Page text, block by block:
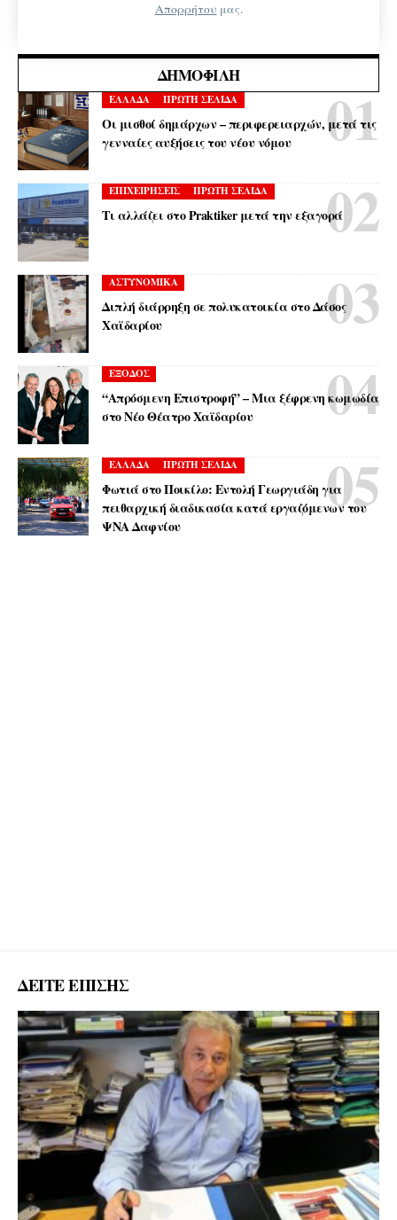
Απορρήτου μας.
ΔΗΜΟΦΙΛΉ
ΕΛΛΑΔΑ ΠΡΩΤΗ ΣΕΛΙΔΑ
Οι μισθοί δημάρχων – περιφερειαρχών, μετά τις
γενναίες αυξήσεις του νέου νόμου
ΕΠΙΧΕΙΡΗΣΕΙΣ ΠΡΩΤΗ ΣΕΛΙΔΑ
Τι αλλάζει στο Praktiker μετά την εξαγορά
ΑΣΤΥΝΟΜΙΚΑ
Διπλή διάρρηξη σε πολυκατοικία στο Δάσος
Χαϊδαρίου
ΕΞΟΔΟΣ
“Απρόσμενη Επιστροφή” – Μια ξέφρενη κωμωδία
στο Νέο Θέατρο Χαϊδαρίου
ΕΛΛΑΔΑ ΠΡΩΤΗ ΣΕΛΙΔΑ
Φωτιά στο Ποικίλο: Εντολή Γεωργιάδη για
πειθαρχική διαδικασία κατά εργαζόμενων του
ΨΝΑ Δαφνίου
ΔΕΙΤΕ ΕΠΙΣΗΣ